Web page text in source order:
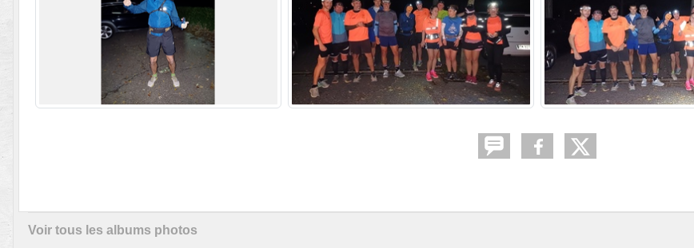
Voir tous les albums photos